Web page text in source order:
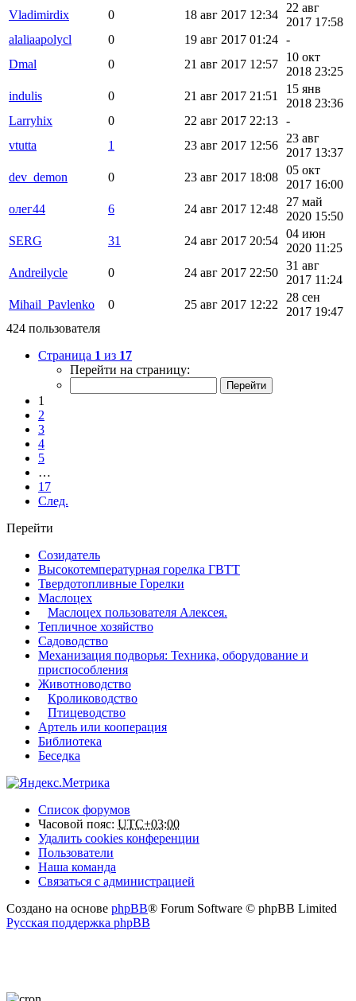
Vladimirdix
0 18 авг 2017 12:34
22 авг
2017 17:58
alaliaapolycl
0 19 авг 2017 01:24 -
Dmal
0 21 авг 2017 12:57
10 окт
2018 23:25
indulis
0 21 авг 2017 21:51
15 янв
2018 23:36
Larryhix
0 22 авг 2017 22:13 -
vtutta
1 23 авг 2017 12:56
23 авг
2017 13:37
dev_demon
0 23 авг 2017 18:08
05 окт
2017 16:00
олег44
6 24 авг 2017 12:48
27 май
2020 15:50
SERG
31 24 авг 2017 20:54
04 июн
2020 11:25
Andreilycle
0 24 авг 2017 22:50
31 авг
2017 11:24
Mihail_Pavlenko
0 25 авг 2017 12:22
28 сен
2017 19:47
424 пользователя
Страница 1 из 17
Перейти на страницу:
1
2
3
4
5
…
17
След.
Перейти
Созидатель
Высокотемпературная горелка ГВТТ
Твердотопливные Горелки
Маслоцех
Маслоцех пользователя Алексея.
Тепличное хозяйство
Садоводство
Механизация подворья: Техника, оборудование и
приспособления
Животноводство
Кролиководство
Птицеводство
Артель или кооперация
Библиотека
Беседка
Список форумов
Часовой пояс: UTC+03:00
Удалить cookies конференции
Пользователи
Наша команда
Связаться с администрацией
Создано на основе phpBB® Forum Software © phpBB Limited
Русская поддержка phpBB